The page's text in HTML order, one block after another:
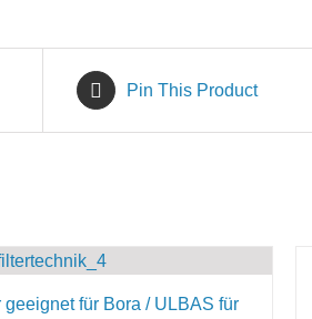
Pin This Product
für Bora / ULBAS für